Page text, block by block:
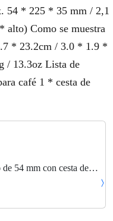
54 * 225 * 35 mm / 2,1
Como se muestra
* 23.2cm / 3.0 * 1.9 *
/ 13.3oz Lista de
café 1 * cesta de
54 mm con cesta de
máquina de café